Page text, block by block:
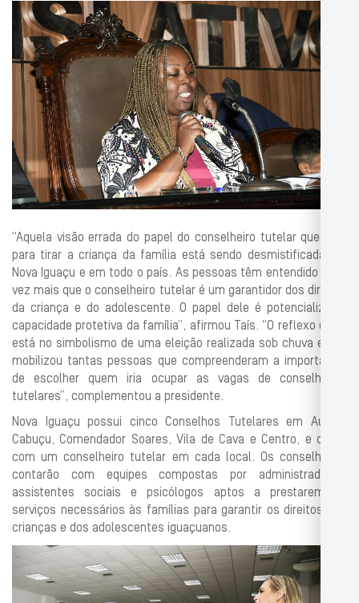
“Aquela visão errada do papel do conselheiro tutelar que vem
para tirar a criança da família está sendo desmistificada em
Nova Iguaçu e em todo o país. As pessoas têm entendido cada
vez mais que o conselheiro tutelar é um garantidor dos direitos
da criança e do adolescente. O papel dele é potencializar a
capacidade protetiva da família”, afirmou Taís. “O reflexo disso
está no simbolismo de uma eleição realizada sob chuva e que
mobilizou tantas pessoas que compreenderam a importância
de escolher quem iria ocupar as vagas de conselheiros
tutelares”, complementou a presidente.
Nova Iguaçu possui cinco Conselhos Tutelares em Austin,
Cabuçu, Comendador Soares, Vila de Cava e Centro, e conta
com um conselheiro tutelar em cada local. Os conselheiros
contarão com equipes compostas por administradores,
assistentes sociais e psicólogos aptos a prestarem os
serviços necessários às famílias para garantir os direitos das
crianças e dos adolescentes iguaçuanos.